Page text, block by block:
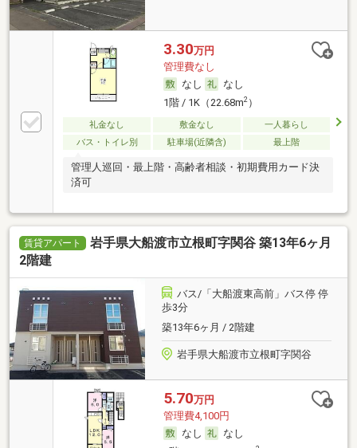
3.30万円
管理費なし
なし
なし
1階 / 1K（22.68m2）
礼金なし 敷金なし
一人暮らし
バス・トイレ別
駐車場(近隣含) 最上階
管理人巡回・最上階・高齢者相談・初期費用カード決
済可
賃貸アパート
岩手県大船渡市立根町字関谷 築13年6ヶ月
2階建
バス/「大船渡東高前」バス停 停
歩3分
築13年6ヶ月 / 2階建
岩手県大船渡市立根町字関谷
5.70万円
管理費4,100円
なし
なし